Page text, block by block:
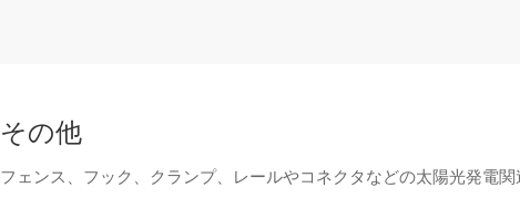
その他
フェンス、フック、クランプ、レールやコネクタなどの太陽光発電関